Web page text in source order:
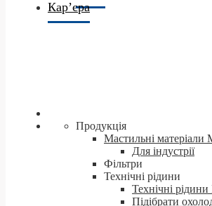
Кар’єра
Продукція
Мастильні
Для індустрії
Фільтри
Технічні рідини
Технічні
Підібрати